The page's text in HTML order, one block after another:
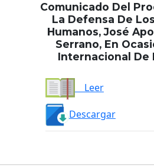
Comunicado Del
La Defensa De
Humanos, José
Serrano, En
Internacional De
Leer
Descargar